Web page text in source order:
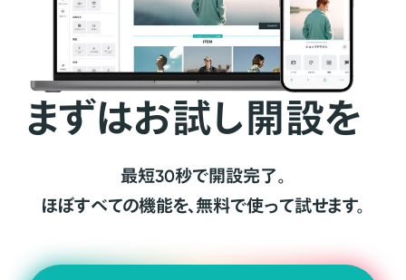
まずはお試し開設を
最短30秒で開設完了。
ほぼすべての機能を、無料で使って試せます。